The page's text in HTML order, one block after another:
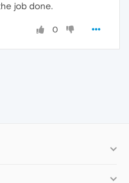
job done.
0